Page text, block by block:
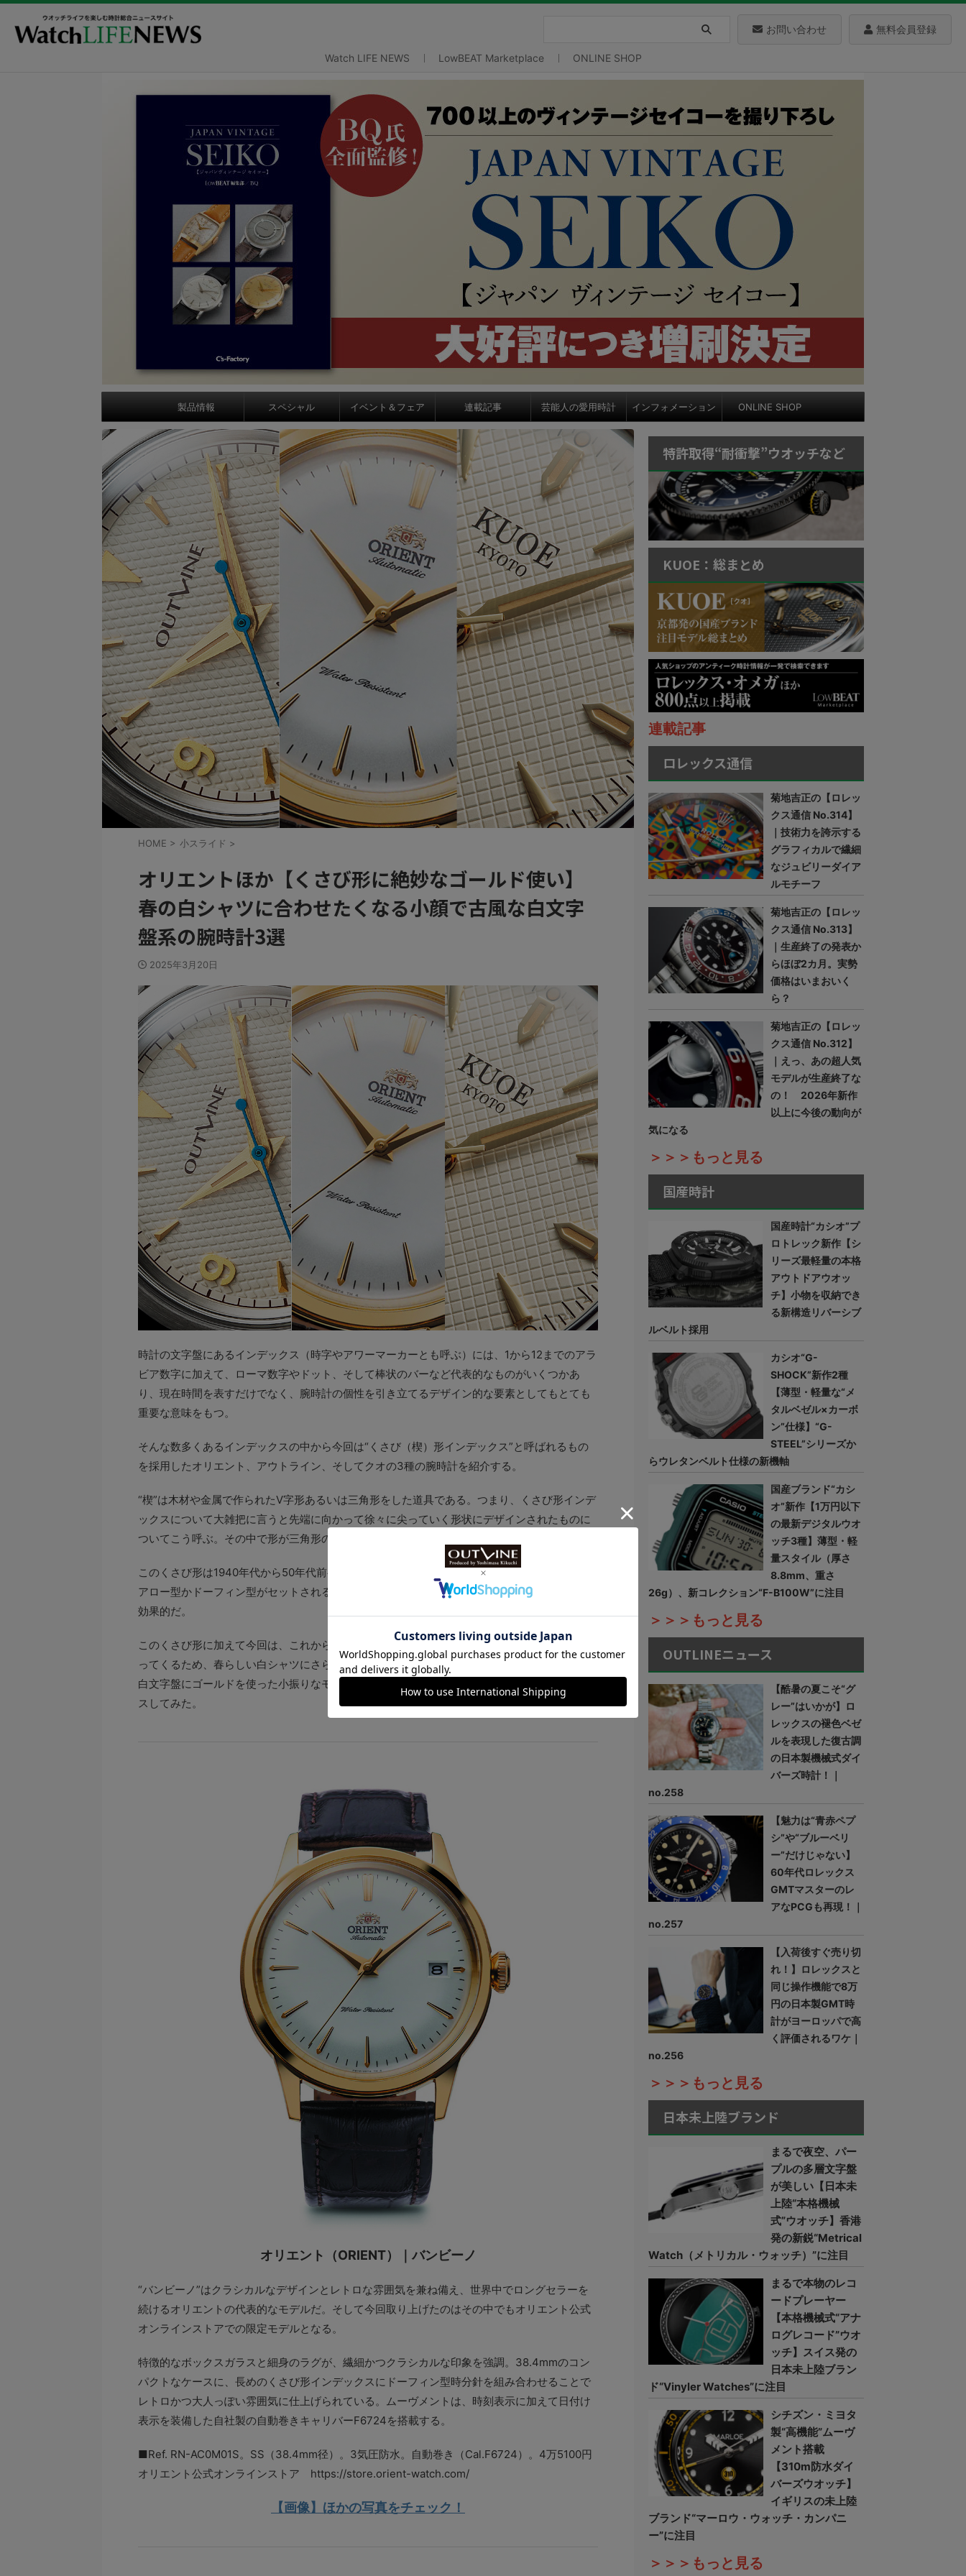
お問い合わせ 無料会員登録
Watch LIFE NEWS LowBEAT Marketplace ONLINE SHOP
製品情報 スペシャル イベント＆フェア 連載記事 芸能人の愛用時計 インフォメーション ONLINE SHOP
HOME > 小スライド >
オリエントほか【くさび形に絶妙なゴールド使い】
春の白シャツに合わせたくなる小顔で古風な白文字
盤系の腕時計3選
2025年3月20日
時計の文字盤にあるインデックス（時字やアワーマーカーとも呼ぶ）には、1から12までのアラ
ビア数字に加えて、ローマ数字やドット、そして棒状のバーなど代表的なものがいくつかあ
り、現在時間を表すだけでなく、腕時計の個性を引き立てるデザイン的な要素としてもとても
重要な意味をもつ。
そんな数多くあるインデックスの中から今回は“くさび（楔）形インデックス”と呼ばれるもの
を採用したオリエント、アウトライン、そしてクオの3種の腕時計を紹介する。
“楔”は木材や金属で作られたV字形あるいは三角形をした道具である。つまり、くさび形インデ
ックスについて大雑把に言うと先端に向かって徐々に尖っていく形状にデザインされたものに
ついてこう呼ぶ。その中で形が三角形のタイプはトライアングルとも呼ばれる。
このくさび形は1940年代から50年代前半にとてもよく使われていて、時分針は必ず鋭く尖った
アロー型かドーフィン型がセットされる。そのため古典的なイメージが強く打ち出すには最も
効果的だ。
このくさび形に加えて今回は、これから暖かくなるにつれてYシャツ1枚でも過ごせるようにな
ってくるため、春らしい白シャツにさらっと合わせても大人っぽくオシャレに決まる、そんな
白文字盤にゴールドを使った小振りなモデルを、予算10万円アンダーの機械式モデルでチョィ
スしてみた。
オリエント（ORIENT）｜バンビーノ
“バンビーノ”はクラシカルなデザインとレトロな雰囲気を兼ね備え、世界中でロングセラーを
続けるオリエントの代表的なモデルだ。そして今回取り上げたのはその中でもオリエント公式
オンラインストアでの限定モデルとなる。
特徴的なボックスガラスと細身のラグが、繊細かつクラシカルな印象を強調。38.4mmのコン
パクトなケースに、長めのくさび形インデックスにドーフィン型時分針を組み合わせることで
レトロかつ大人っぽい雰囲気に仕上げられている。ムーヴメントは、時刻表示に加えて日付け
表示を装備した自社製の自動巻きキャリバーF6724を搭載する。
■Ref. RN-AC0M01S。SS（38.4mm径）。3気圧防水。自動巻き（Cal.F6724）。4万5100円
オリエント公式オンラインストア https://store.orient-watch.com/
【画像】ほかの写真をチェック！
特許取得“耐衝撃”ウオッチなど
KUOE：総まとめ
連載記事
ロレックス通信
菊地吉正の【ロレッ
クス通信 No.314】
｜技術力を誇示する
グラフィカルで繊細
なジュビリーダイア
ルモチーフ
菊地吉正の【ロレッ
クス通信 No.313】
｜生産終了の発表か
らほぼ2カ月。実勢
価格はいまおいく
ら？
菊地吉正の【ロレッ
クス通信 No.312】
｜えっ、あの超人気
モデルが生産終了な
の！ 2026年新作
以上に今後の動向が
気になる
＞＞＞もっと見る
国産時計
国産時計“カシオ”プ
ロトレック新作【シ
リーズ最軽量の本格
アウトドアウオッ
チ】小物を収納でき
る新構造リバーシブ
ルベルト採用
カシオ“G-
SHOCK”新作2種
【薄型・軽量な“メ
タルベゼル×カーボ
ン”仕様】“G-
STEEL”シリーズか
らウレタンベルト仕様の新機軸
国産ブランド“カシ
オ”新作【1万円以下
の最新デジタルウオ
ッチ3種】薄型・軽
量スタイル（厚さ
8.8mm、重さ
26g）、新コレクション“F-B100W”に注目
＞＞＞もっと見る
OUTLINEニュース
【酷暑の夏こそ“グ
レー”はいかが】ロ
レックスの褪色ベゼ
ルを表現した復古調
の日本製機械式ダイ
バーズ時計！｜
no.258
【魅力は“青赤ペプ
シ”や“ブルーベリ
ー”だけじゃない】
60年代ロレックス
GMTマスターのレ
アなPCGも再現！｜
no.257
【入荷後すぐ売り切
れ！】ロレックスと
同じ操作機能で8万
円の日本製GMT時
計がヨーロッパで高
く評価されるワケ｜
no.256
＞＞＞もっと見る
日本未上陸ブランド
まるで夜空、パー
プルの多層文字盤
が美しい【日本未
上陸“本格機械
式”ウオッチ】香港
発の新鋭“Metrical
Watch（メトリカル・ウォッチ）”に注目
まるで本物のレコ
ードプレーヤー
【本格機械式“アナ
ログレコード”ウオ
ッチ】スイス発の
日本未上陸ブラン
ド“Vinyler Watches”に注目
シチズン・ミヨタ
製“高機能”ムーヴ
メント搭載
【310m防水ダイ
バーズウオッチ】
イギリスの未上陸
ブランド“マーロウ・ウォッチ・カンパニ
ー”に注目
＞＞＞もっと見る